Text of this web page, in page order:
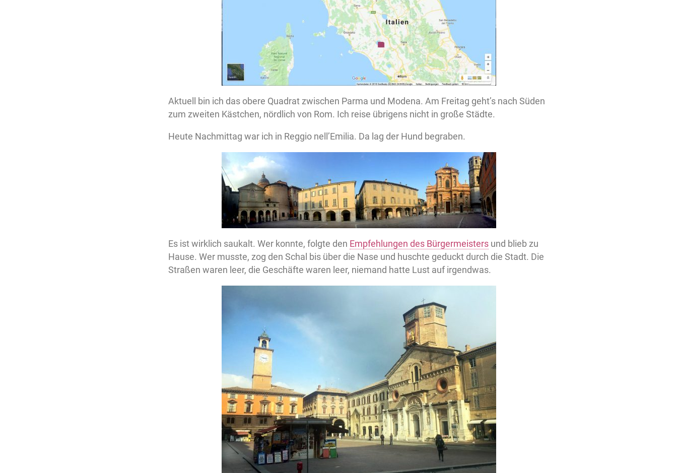
Aktuell bin ich das obere Quadrat zwischen Parma und Modena. Am Freitag geht’s nach Süden
zum zweiten Kästchen, nördlich von Rom. Ich reise übrigens nicht in große Städte.
Heute Nachmittag war ich in Reggio nell’Emilia. Da lag der Hund begraben.
Es ist wirklich saukalt. Wer konnte, folgte den Empfehlungen des Bürgermeisters und blieb zu
Hause. Wer musste, zog den Schal bis über die Nase und huschte geduckt durch die Stadt. Die
Straßen waren leer, die Geschäfte waren leer, niemand hatte Lust auf irgendwas.